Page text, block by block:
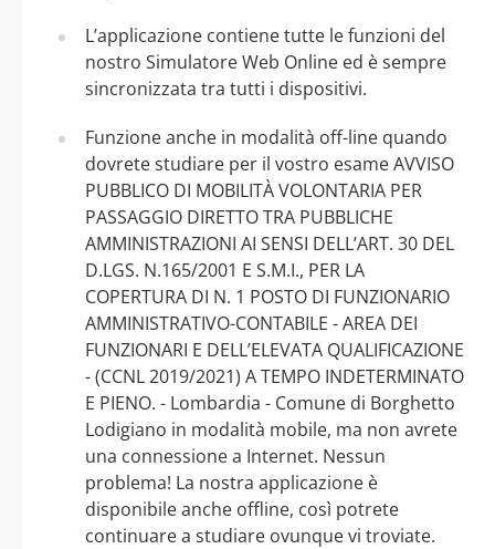
L’applicazione contiene tutte le funzioni del
nostro Simulatore Web Online ed è sempre
sincronizzata tra tutti i dispositivi.
Funzione anche in modalità off-line quando
dovrete studiare per il vostro esame AVVISO
PUBBLICO DI MOBILITÀ VOLONTARIA PER
PASSAGGIO DIRETTO TRA PUBBLICHE
AMMINISTRAZIONI AI SENSI DELL’ART. 30 DEL
D.LGS. N.165/2001 E S.M.I., PER LA
COPERTURA DI N. 1 POSTO DI FUNZIONARIO
AMMINISTRATIVO-CONTABILE - AREA DEI
FUNZIONARI E DELL’ELEVATA QUALIFICAZIONE
- (CCNL 2019/2021) A TEMPO INDETERMINATO
E PIENO. - Lombardia - Comune di Borghetto
Lodigiano in modalità mobile, ma non avrete
una connessione a Internet. Nessun
problema! La nostra applicazione è
disponibile anche offline, così potrete
continuare a studiare ovunque vi troviate.